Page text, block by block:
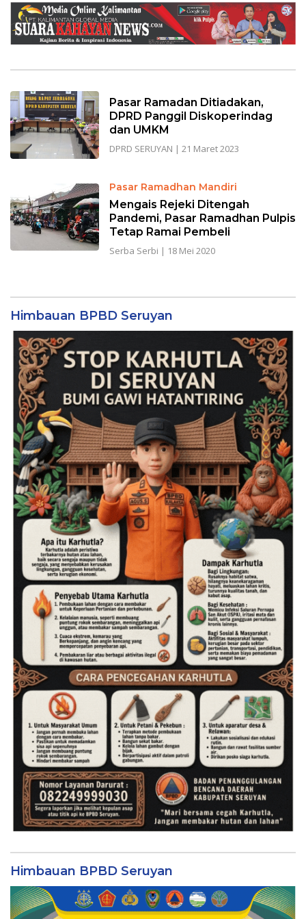
Pasar Ramadan Ditiadakan,
DPRD Panggil Diskoperindag
dan UMKM
DPRD SERUYAN | 21 Maret 2023
Pasar Ramadhan Mandiri
Mengais Rejeki Ditengah
Pandemi, Pasar Ramadhan Pulpis
Tetap Ramai Pembeli
Serba Serbi | 18 Mei 2020
Himbauan BPBD Seruyan
Himbauan BPBD Seruyan